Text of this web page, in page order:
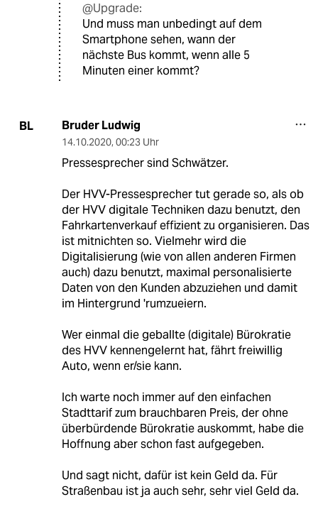
@Upgrade:
Und muss man unbedingt auf dem
Smartphone sehen, wann der
nächste Bus kommt, wenn alle 5
Minuten einer kommt?
BL Bruder Ludwig
14.10.2020, 00:23 Uhr
Pressesprecher sind Schwätzer.
Der HVV-Pressesprecher tut gerade so, als ob
der HVV digitale Techniken dazu benutzt, den
Fahrkartenverkauf effizient zu organisieren. Das
ist mitnichten so. Vielmehr wird die
Digitalisierung (wie von allen anderen Firmen
auch) dazu benutzt, maximal personalisierte
Daten von den Kunden abzuziehen und damit
im Hintergrund 'rumzueiern.
Wer einmal die geballte (digitale) Bürokratie
des HVV kennengelernt hat, fährt freiwillig
Auto, wenn er/sie kann.
Ich warte noch immer auf den einfachen
Stadttarif zum brauchbaren Preis, der ohne
überbürdende Bürokratie auskommt, habe die
Hoffnung aber schon fast aufgegeben.
Und sagt nicht, dafür ist kein Geld da. Für
Straßenbau ist ja auch sehr, sehr viel Geld da.